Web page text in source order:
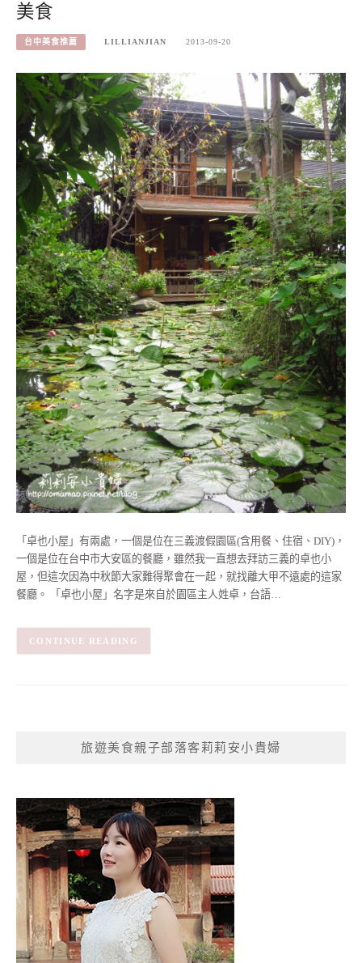
美食
台中美食推薦 LILLIANJIAN 2013-09-20
「卓也小屋」有兩處，一個是位在三義渡假園區(含用餐、住宿、DIY)，
一個是位在台中市大安區的餐廳，雖然我一直想去拜訪三義的卓也小
屋，但這次因為中秋節大家難得聚會在一起，就找離大甲不遠處的這家
餐廳。 「卓也小屋」名字是來自於園區主人姓卓，台語…
CONTINUE READING
旅遊美食親子部落客莉莉安小貴婦